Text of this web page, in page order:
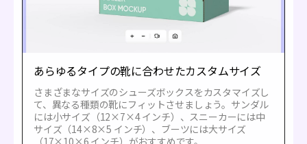
あらゆるタイプの靴に合わせたカスタムサイズ
さまざまなサイズのシューズボックスをカスタマイズし
て、異なる種類の靴にフィットさせましょう。サンダル
には小サイズ（12×7×4 インチ）、スニーカーには中
サイズ（14×8×5 インチ）、ブーツには大サイズ
（17×10×6 インチ）がおすすめです。